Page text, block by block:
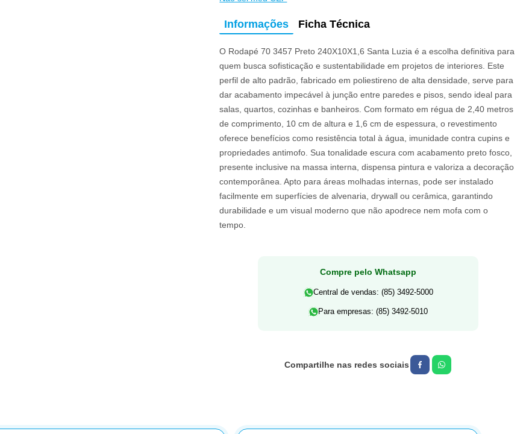
Informações Ficha Técnica
O Rodapé 70 3457 Preto 240X10X1,6 Santa Luzia é a escolha definitiva para
quem busca sofisticação e sustentabilidade em projetos de interiores. Este
perfil de alto padrão, fabricado em poliestireno de alta densidade, serve para
dar acabamento impecável à junção entre paredes e pisos, sendo ideal para
salas, quartos, cozinhas e banheiros. Com formato em régua de 2,40 metros
de comprimento, 10 cm de altura e 1,6 cm de espessura, o revestimento
oferece benefícios como resistência total à água, imunidade contra cupins e
propriedades antimofo. Sua tonalidade escura com acabamento preto fosco,
presente inclusive na massa interna, dispensa pintura e valoriza a decoração
contemporânea. Apto para áreas molhadas internas, pode ser instalado
facilmente em superfícies de alvenaria, drywall ou cerâmica, garantindo
durabilidade e um visual moderno que não apodrece nem mofa com o
tempo.
Compre pelo Whatsapp
Central de vendas: (85) 3492-5000
Para empresas: (85) 3492-5010